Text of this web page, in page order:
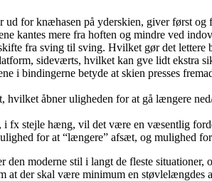
for knæhasen på yderskien, giver først
kantes mere fra hoften og mindre ved
fra sving til sving. Hvilket gør det
sideværts, hvilket kan gve lidt ekstra
i bindingerne betyde at skien presses
hvilket åbner uligheden for at gå længere
fx stejle hæng, vil det være en væsentlig
for at “længere” afsæt, og mulighed for
moderne stil i langt de fleste
at der skal være minimum en